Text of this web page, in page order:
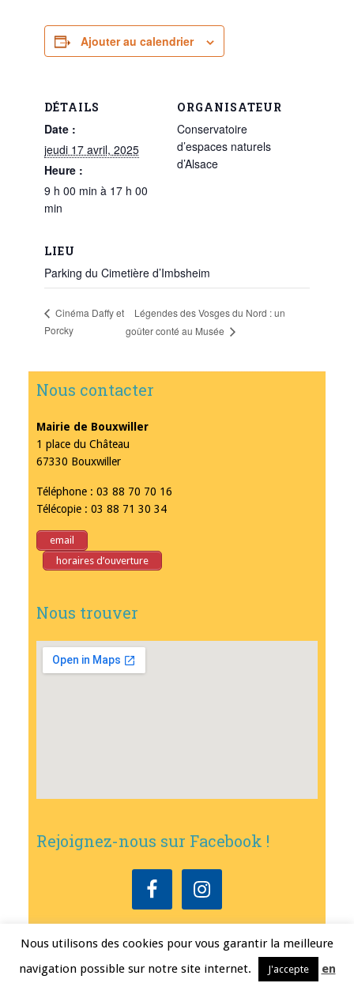
Ajouter au calendrier
DÉTAILS
Date :
jeudi 17 avril, 2025
Heure :
9 h 00 min à 17 h 00
min
ORGANISATEUR
Conservatoire
d’espaces naturels
d’Alsace
LIEU
Parking du Cimetière d’Imbsheim
Cinéma Daffy et
Porcky
Légendes des Vosges du Nord : un
goûter conté au Musée
Nous contacter
Mairie de Bouxwiller
1 place du Château
67330 Bouxwiller
Téléphone : 03 88 70 70 16
Télécopie : 03 88 71 30 34
email
horaires d’ouverture
Nous trouver
Rejoignez-nous sur Facebook !
Mentions légales
Nous utilisons des cookies pour vous garantir la meilleure
navigation possible sur notre site internet.
J'accepte en